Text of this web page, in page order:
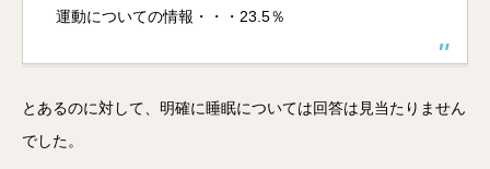
運動についての情報・・・23.5％
とあるのに対して、明確に睡眠については回答は見当たりません
でした。